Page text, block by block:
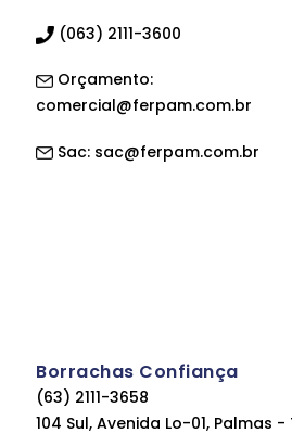
(063) 2111-3600
Orçamento:
comercial@ferpam.com.br
Sac: sac@ferpam.com.br
Borrachas Confiança
(63) 2111-3658
104 Sul, Avenida Lo-01, Palmas -